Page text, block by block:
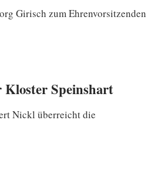
Girisch zum Ehrenvorsitzenden
Kloster Speinshart
Nickl überreicht die